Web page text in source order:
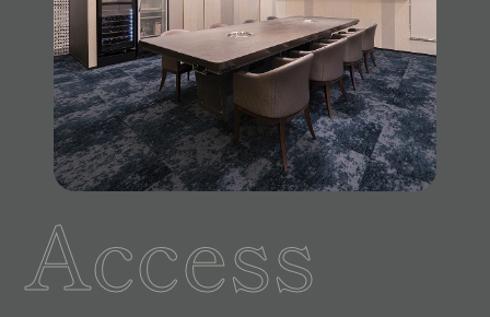
等の著作物（ノウハウ等を含む）に関する書作権は、受講
者が事前の承諾を得ずに、当該著作権を侵害する行為（次
に掲げる行為を含む。）を行うことを禁じます。
本著作物等の内容（レッスン動画）を、自己または第三
者の名をもってウェブサイトに掲載する等インターネッ
本著作物等の内容を、引用の範囲を超えて自己または第
三者の著作物に掲載する行為
が業務を委託する業者に対して開示する場合
法令に基づき開示することが必要である場合
4.個人情報の安全対策
当社は、個人情報の正確性及び安全性確保のために、セキ
ュリティに万全の対策を講じています。
お客さまがご本人の個人情報の照会・修正・削除などをご
希望される場合には、ご本人であることを確認の上、対応
Access